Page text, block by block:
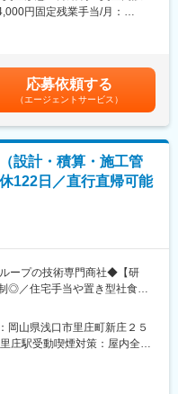
業もほぼ発生しないためワー
。各拠点とも車通勤可能で駐
ャリアアップが可能。希望や
新規事業への挑戦も可能で
誠実な営業スタイルが強み。
クで成果を追求する社風で
設備における電気設備の設計
て必要な資材や機器、工事費
ト全体のコスト管理に貢献し
関係各所との調整を図りなが
の実現を目指していただく
に関するご依頼をいただきま
な打ち合わせを行います。
費用を算出し、お見積書を作
営業担当が見積作成まで対応
円固定残業手当/月：
。 入社後の役職については、
考慮し、適切なポジションを
昨年6月実績）■賞与：年2回
～7.2ヶ月分）賃金はあくまで
上下する可能性があります。
です。
応募依頼する
（エージェントサービス）
設計・積算・施工管
122日／直行直帰可能
ープの技術専門商社◆【研
◎／住宅手当や置き型社食等
を中心に、電気・設備工事に
作成などを担当していただけ
岡山県浅口市里庄町新庄２５
庄駅受動喫煙対策：屋内全面
所（リモートワーク含む）